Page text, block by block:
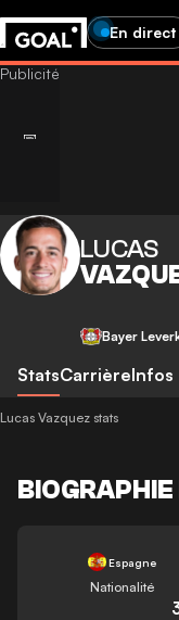
En direct
LUCAS
Bayer
StatsCarrièreInfos
Lucas Vazquez stats
Espagne
Nationalité